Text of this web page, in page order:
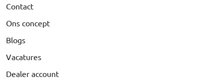
Contact
Ons concept
Blogs
Vacatures
Dealer account